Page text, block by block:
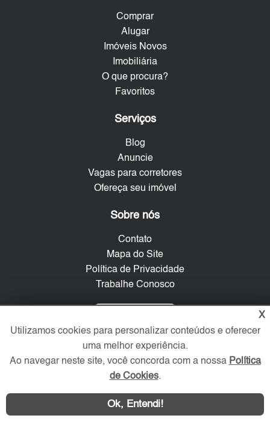
Comprar
Alugar
Imóveis Novos
Imobiliária
O que procura?
Favoritos
Serviços
Blog
Anuncie
Vagas para corretores
Ofereça seu imóvel
Sobre nós
Contato
Mapa do Site
Política de Privacidade
Trabalhe Conosco
Redes Sociais
X
Utilizamos cookies para personalizar conteúdos e oferecer
uma melhor experiência.
Ao navegar neste site, você concorda com a nossa Política
de Cookies.
Ok, Entendi!